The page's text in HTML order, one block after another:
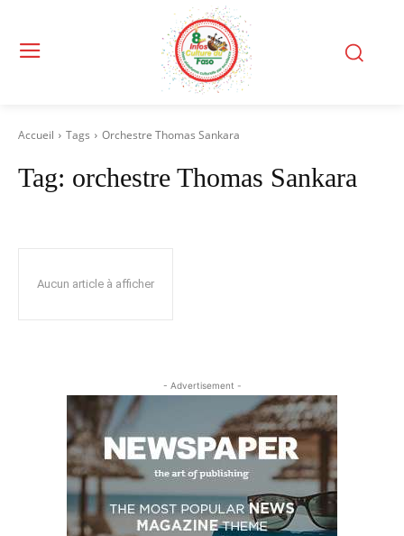
Accueil Tags Orchestre Thomas Sankara
Tag: orchestre Thomas Sankara
Aucun article à afficher
- Advertisement -